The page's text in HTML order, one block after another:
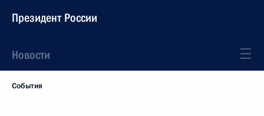
Президент России
Новости
События